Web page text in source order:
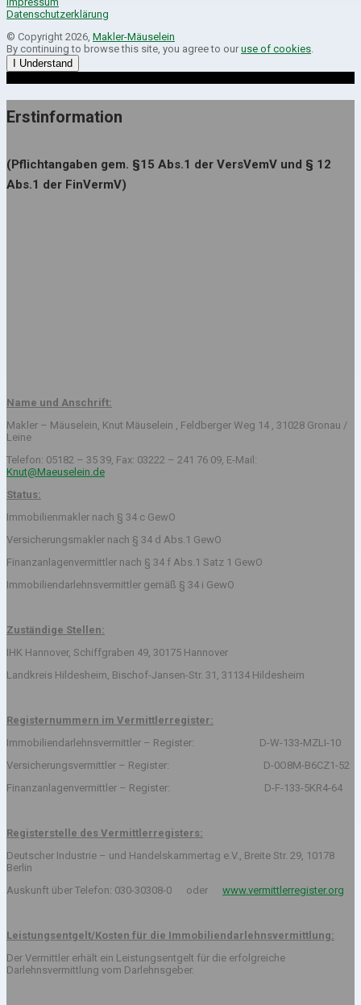
Datenschutzerklärung
© Copyright 2026, Makler-Mäuselein
By continuing to browse this site, you agree to our use of cookies
I Understand
Erstinformation
(Pflichtangaben gem. §15 Abs.1 der VersVemV und § 12
Abs.1 der FinVermV)
Name und Anschrift:
Makler – Mäuselein, Knut Mäuselein , Feldberger Weg 14 , 31028 Gronau /
Leine
Telefon: 05182 – 35 39, Fax: 03222 – 241 76 09, E-Mail:
Knut@Maeuselein.de
Status:
Immobilienmakler nach § 34 c GewO
Versicherungsmakler nach § 34 d Abs.1 GewO
Finanzanlagenvermittler nach § 34 f Abs.1 Satz 1 GewO
Immobiliendarlehnsvermittler gemäß § 34 i GewO
Zuständige Stellen:
IHK Hannover, Schiffgraben 49, 30175 Hannover
Landkreis Hildesheim, Bischof-Jansen-Str. 31, 31134 Hildesheim
Registernummern im Vermittlerregister:
Immobiliendarlehnsvermittler – Register: D-W-133-MZLI-10
Versicherungsvermittler – Register: D-0O8M-B6CZ1-52
Finanzanlagenvermittler – Register: D-F-133-5KR4-64
Registerstelle des Vermittlerregisters:
Deutscher Industrie – und Handelskammertag e.V., Breite Str. 29, 10178
Berlin
Auskunft über Telefon: 030-30308-0 oder www.vermittlerregister.org
Leistungsentgelt/Kosten für die Immobiliendarlehnsvermittlung:
Der Vermittler erhält ein Leistungsentgelt für die erfolgreiche
Darlehnsvermittlung vom Darlehnsgeber.